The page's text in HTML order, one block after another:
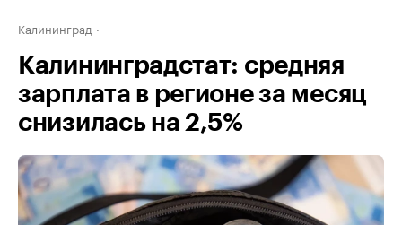
Калининград
Калининградстат: средняя
зарплата в регионе за месяц
снизилась на 2,5%